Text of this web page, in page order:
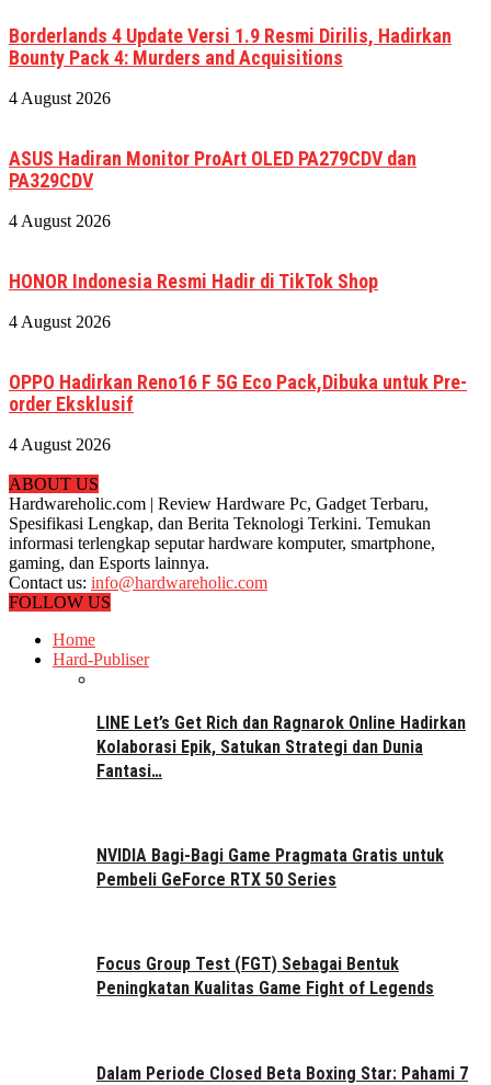
Borderlands 4 Update Versi 1.9 Resmi Dirilis, Hadirkan
Bounty Pack 4: Murders and Acquisitions
4 August 2026
ASUS Hadiran Monitor ProArt OLED PA279CDV dan
PA329CDV
4 August 2026
HONOR Indonesia Resmi Hadir di TikTok Shop
4 August 2026
OPPO Hadirkan Reno16 F 5G Eco Pack,Dibuka untuk Pre-
order Eksklusif
4 August 2026
ABOUT US
Hardwareholic.com | Review Hardware Pc, Gadget Terbaru,
Spesifikasi Lengkap, dan Berita Teknologi Terkini. Temukan
informasi terlengkap seputar hardware komputer, smartphone,
gaming, dan Esports lainnya.
Contact us: info@hardwareholic.com
FOLLOW US
Home
Hard-Publiser
LINE Let’s Get Rich dan Ragnarok Online Hadirkan
Kolaborasi Epik, Satukan Strategi dan Dunia
Fantasi…
NVIDIA Bagi-Bagi Game Pragmata Gratis untuk
Pembeli GeForce RTX 50 Series
Focus Group Test (FGT) Sebagai Bentuk
Peningkatan Kualitas Game Fight of Legends
Dalam Periode Closed Beta Boxing Star: Pahami 7